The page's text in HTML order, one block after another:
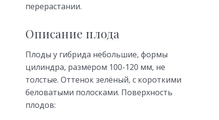
перерастании.
Описание плода
Плоды у гибрида небольшие, формы
цилиндра, размером 100-120 мм, не
толстые. Оттенок зелёный, с короткими
беловатыми полосками. Поверхность
плодов: